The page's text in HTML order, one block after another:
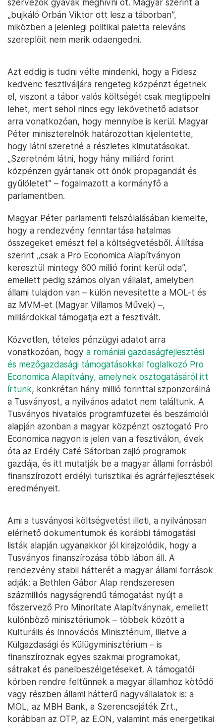
szervezők gyávák meghívni őt. Magyar szerint a
„bujkáló Orbán Viktor ott lesz a táborban”,
miközben a jelenlegi politikai paletta releváns
szereplőit nem merik odaengedni.
Azt eddig is tudni vélte mindenki, hogy a Fidesz
kedvenc fesztiváljára rengeteg közpénzt égetnek
el, viszont a tábor valós költségét csak megtippelni
lehet, mert sehol nincs egy lekövethető adatsor
arra vonatkozóan, hogy mennyibe is kerül. Magyar
Péter miniszterelnök határozottan kijelentette,
hogy látni szeretné a részletes kimutatásokat.
„Szeretném látni, hogy hány milliárd forint
közpénzen gyártanak ott önök propagandát és
gyűlöletet” – fogalmazott a kormányfő a
parlamentben.
Magyar Péter parlamenti felszólalásában kiemelte,
hogy a rendezvény fenntartása hatalmas
összegeket emészt fel a költségvetésből. Állítása
szerint „csak a Pro Economica Alapítványon
keresztül mintegy 600 millió forint kerül oda”,
emellett pedig számos olyan vállalat, amelyben
állami tulajdon van – külön nevesítette a MOL-t és
az MVM-et (Magyar Villamos Művek) –,
milliárdokkal támogatja ezt a fesztivált.
Közvetlen, tételes pénzügyi adatot arra
vonatkozóan, hogy a romániai gazdaságfejlesztési
és mezőgazdasági támogatásokkal foglalkozó Pro
Economica Alapítvány, amelynek osztogatásáról itt
írtunk, konkrétan hány millió forinttal szponzorálná
a Tusványost, a nyilvános adatot nem találtunk. A
Tusványos hivatalos programfüzetei és beszámolói
alapján azonban a magyar közpénzt osztogató Pro
Economica nagyon is jelen van a fesztiválon, évek
óta az Erdély Café Sátorban zajló programok
gazdája, és itt mutatják be a magyar állami forrásból
finanszírozott erdélyi turisztikai és agrárfejlesztések
eredményeit.
Ami a tusványosi költségvetést illeti, a nyilvánosan
elérhető dokumentumok és korábbi támogatási
listák alapján ugyanakkor jól kirajzolódik, hogy a
Tusványos finanszírozása több lábon áll. A
rendezvény stabil hátterét a magyar állami források
adják: a Bethlen Gábor Alap rendszeresen
százmilliós nagyságrendű támogatást nyújt a
főszervező Pro Minoritate Alapítványnak, emellett
különböző minisztériumok – többek között a
Kulturális és Innovációs Minisztérium, illetve a
Külgazdasági és Külügyminisztérium – is
finanszíroznak egyes szakmai programokat,
sátrakat és panelbeszélgetéseket. A támogatói
körben rendre feltűnnek a magyar államhoz kötődő
vagy részben állami hátterű nagyvállalatok is: a
MOL, az MBH Bank, a Szerencsejáték Zrt.,
korábban az OTP, az E.ON, valamint más energetikai